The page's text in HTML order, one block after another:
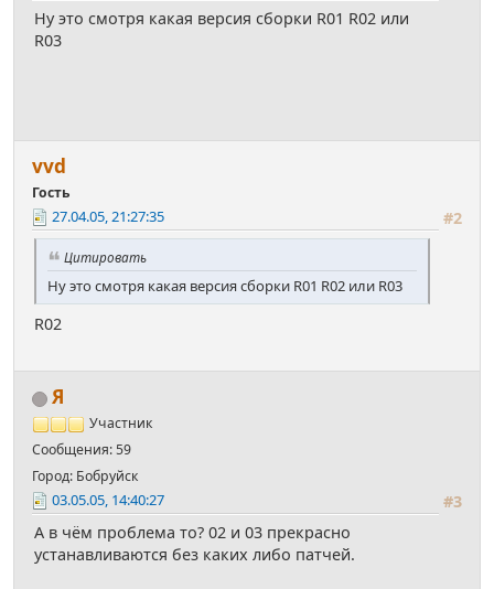
Ну это смотря какая версия сборки R01 R02 или
R03
vvd
Гость
#2
27.04.05, 21:27:35
Цитировать
Ну это смотря какая версия сборки R01 R02 или R03
R02
Я
Участник
Сообщения: 59
Город: Бобруйск
#3
03.05.05, 14:40:27
А в чём проблема то? 02 и 03 прекрасно
устанавливаются без каких либо патчей.